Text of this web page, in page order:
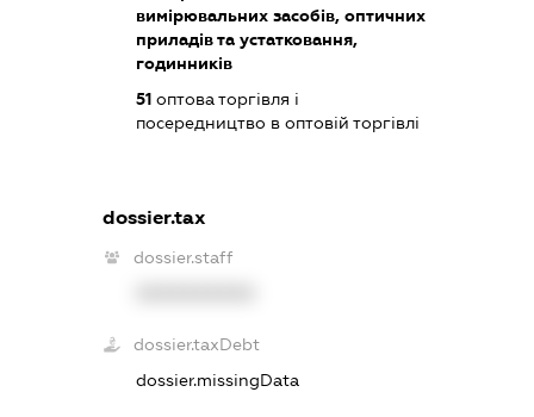
вимірювальних засобів, оптичних
приладів та устатковання,
годинників
51оптова торгівля і
посередництво в оптовій торгівлі
dossier.tax
dossier.staff
dossier.taxDebt
dossier.missingData